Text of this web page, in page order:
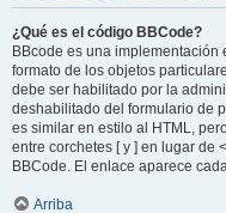
¿Qué es el código BBCode?
BBcode es una implementación
formato de los objetos
debe ser habilitado por la
deshabilitado del formulario de
es similar en estilo al HTML,
entre corchetes [ y ] en lugar de
BBCode. El enlace aparece
Arriba